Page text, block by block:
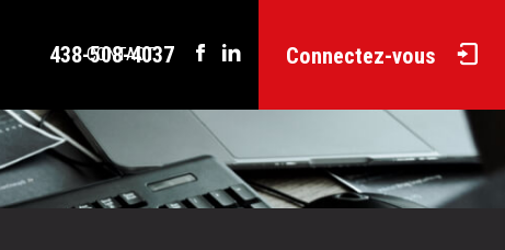
CONTACT
438-508-4037 Connectez-vous